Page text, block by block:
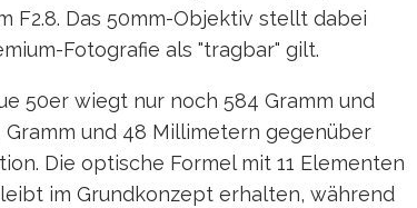
F2.8. Das 50mm-Objektiv stellt dabei
Fotografie als "tragbar" gilt.
50er wiegt nur noch 584 Gramm und
und 48 Millimetern gegenüber
Die optische Formel mit 11 Elementen
im Grundkonzept erhalten, während